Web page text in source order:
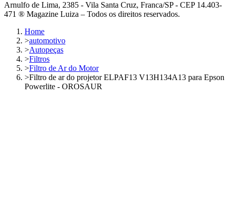
Arnulfo de Lima, 2385 - Vila Santa Cruz, Franca/SP - CEP 14.403-
471 ® Magazine Luiza – Todos os direitos reservados.
Home
>automotivo
>Autopeças
>Filtros
>Filtro de Ar do Motor
>Filtro de ar do projetor ELPAF13 V13H134A13 para Epson
Powerlite - OROSAUR